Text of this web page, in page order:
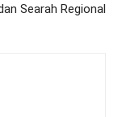
Searah Regional